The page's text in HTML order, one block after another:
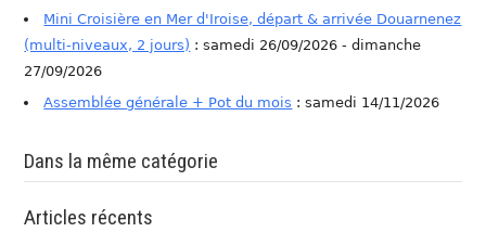
Mini Croisière en Mer d'Iroise, départ & arrivée Douarnenez
(multi-niveaux, 2 jours) : samedi 26/09/2026 - dimanche
27/09/2026
Assemblée générale + Pot du mois : samedi 14/11/2026
Dans la même catégorie
Articles récents